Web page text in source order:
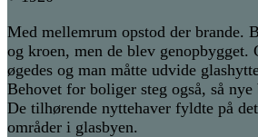
Med mellemrum opstod der brande.
og kroen, men de blev genopbygget.
øgedes og man måtte udvide
Behovet for boliger steg også, så
De tilhørende nyttehaver fyldte på
områder i glasbyen.